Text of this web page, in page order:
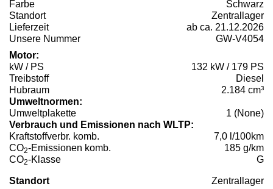
Farbe
Schwarz
Standort
Zentrallager
Lieferzeit
ab ca. 21.12.2026
Unsere Nummer
GW-V4054
Motor:
kW / PS
132 kW / 179 PS
Treibstoff
Diesel
Hubraum
2.184 cm³
Umweltnormen:
Umweltplakette
1 (None)
Verbrauch und Emissionen nach WLTP:
Kraftstoffverbr. komb.
7,0 l/100km
CO2-Emissionen komb.
185 g/km
CO2-Klasse G
Standort Zentrallager